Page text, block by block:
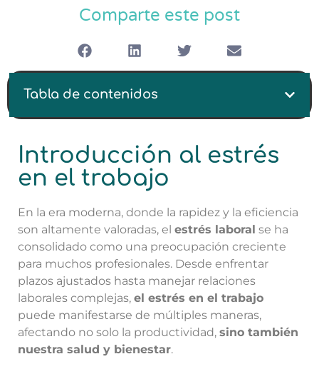
Comparte este post
Tabla de contenidos
Introducción al estrés
en el trabajo
En la era moderna, donde la rapidez y la eficiencia
son altamente valoradas, el estrés laboral se ha
consolidado como una preocupación creciente
para muchos profesionales. Desde enfrentar
plazos ajustados hasta manejar relaciones
laborales complejas, el estrés en el trabajo
puede manifestarse de múltiples maneras,
afectando no solo la productividad, sino también
nuestra salud y bienestar.